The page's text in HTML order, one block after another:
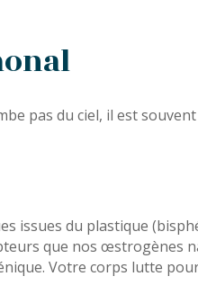
pas du ciel, il est
issues du plastique
que nos œstrogènes
Votre corps lutte